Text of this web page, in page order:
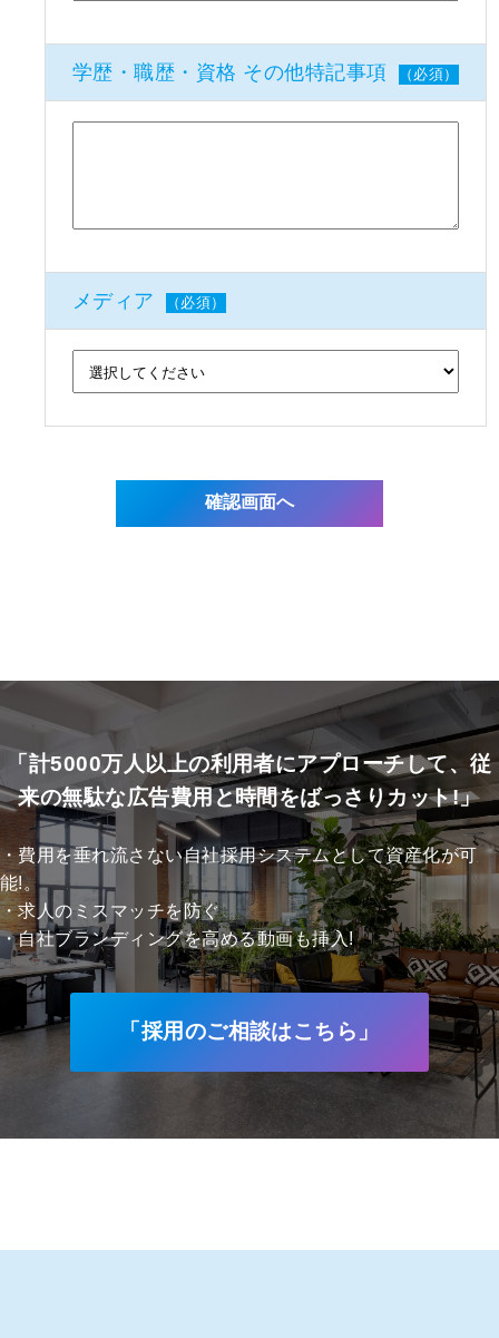
学歴・職歴・資格 その他特記事項 （必須）
メディア （必須）
「計5000万人以上の利用者にアプローチして、従
来の無駄な広告費用と時間をばっさりカット!」
・費用を垂れ流さない自社採用システムとして資産化が可
能!。
・求人のミスマッチを防ぐ
・自社ブランディングを高める動画も挿入!
「採用のご相談はこちら」